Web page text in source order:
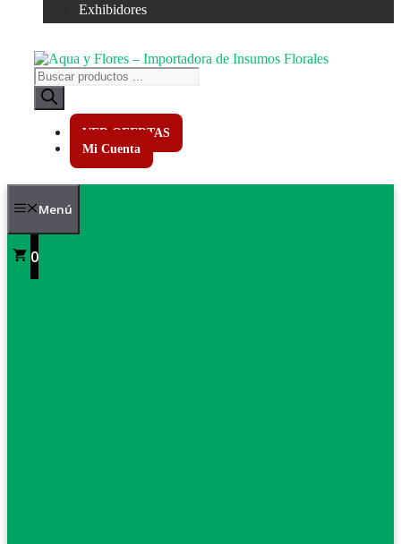
Exhibidores
Búsqueda
de
productos
VER OFERTAS
Mi Cuenta
Menú
0